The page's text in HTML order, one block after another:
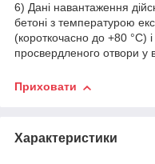
6) Дані навантаження
бетоні з температурою
(короткочасно до +80 °C)
просвердленого отвори у
Приховати
Характеристики